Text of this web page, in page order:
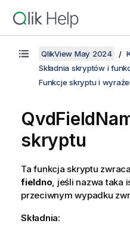
QlikView May 2024
Składnia skryptów i
Funkcje skryptu i
skryptu
Ta funkcja skryptu
fieldno, jeśli nazwa taka
przeciwnym wypadku
Składnia: